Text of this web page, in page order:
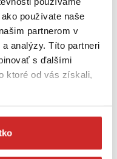
používate naše
partnerom v
analýzy. Títo partneri
s ďalšími
ktoré od vás získali,